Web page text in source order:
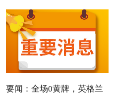
要闻：全场0黄牌，英格兰